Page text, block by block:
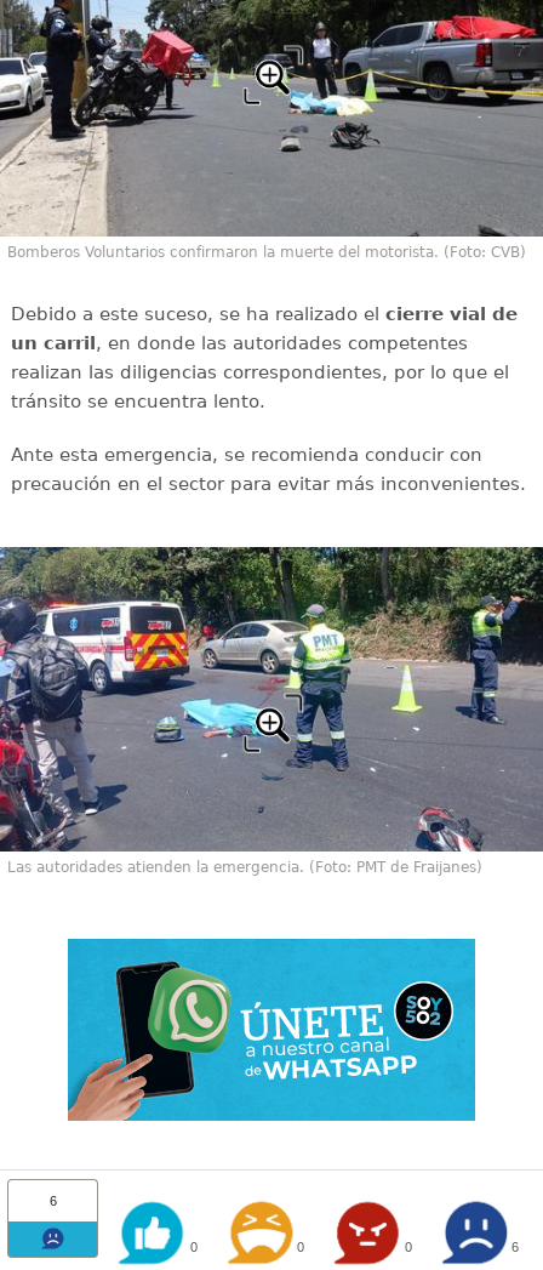
Bomberos Voluntarios confirmaron la muerte del motorista. (Foto: CVB)
Debido a este suceso, se ha realizado el cierre vial de
un carril, en donde las autoridades competentes
realizan las diligencias correspondientes, por lo que el
tránsito se encuentra lento.
Ante esta emergencia, se recomienda conducir con
precaución en el sector para evitar más inconvenientes.
Las autoridades atienden la emergencia. (Foto: PMT de Fraijanes)
6
0 0 0 6